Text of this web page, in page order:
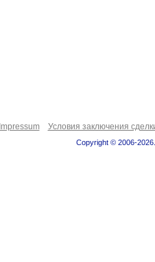
Impressum Условия заключения
Copyright © 2006-